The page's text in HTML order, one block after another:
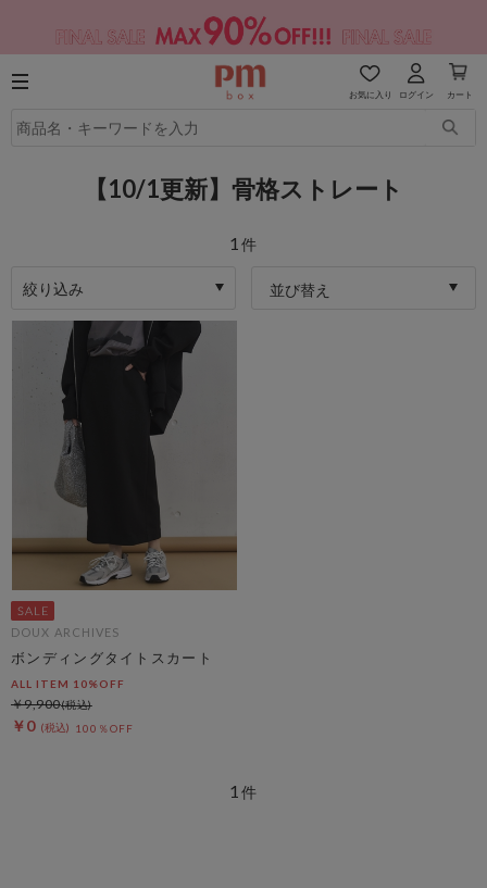
お気に入り ログイン カート
【10/1更新】骨格ストレート
1 件
絞り込み 並び替え
DOUX ARCHIVES
ボンディングタイトスカート
ALL ITEM 10%OFF
￥0 100％OFF
￥9,900
1 件